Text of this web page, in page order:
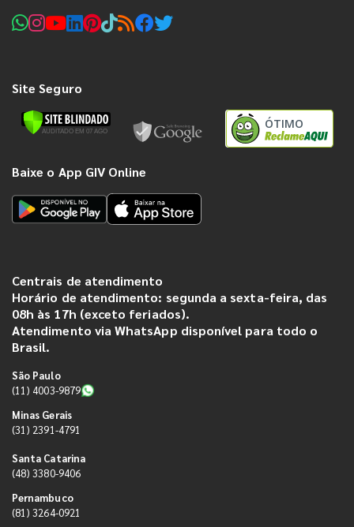
Site Seguro
ÓTIMO
Baixe o App GIV Online
Centrais de atendimento
Horário de atendimento: segunda a sexta-feira, das
08h às 17h (exceto feriados).
Atendimento via WhatsApp disponível para todo o
Brasil.
São Paulo
(11) 4003-9879
Minas Gerais
(31) 2391-4791
Santa Catarina
(48) 3380-9406
Pernambuco
(81) 3264-0921